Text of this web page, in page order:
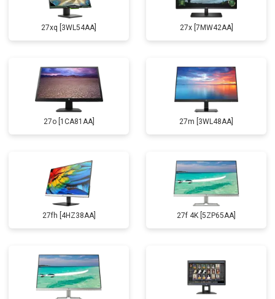
27xq [3WL54AA] 27x [7MW42AA]
27o [1CA81AA] 27m [3WL48AA]
27fh [4HZ38AA] 27f 4K [5ZP65AA]